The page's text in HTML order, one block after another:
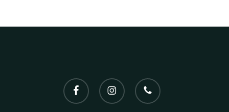
facebook instagram phone